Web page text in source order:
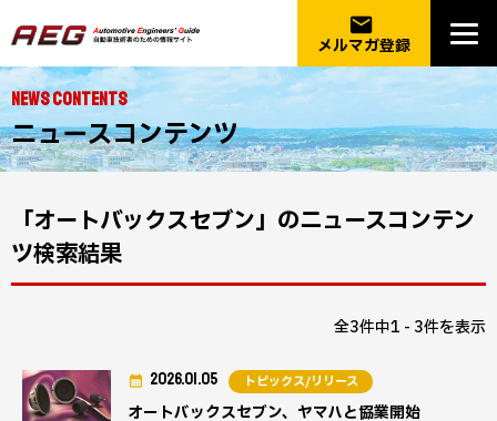
email
メルマガ登録
NEWS CONTENTS
ニュースコンテンツ
「オートバックスセブン」のニュースコンテン
ツ検索結果
全3件中1 - 3件を表示
オートバックスセブン、ヤマハと協業開始
2026.01.05 トピックス/リリース